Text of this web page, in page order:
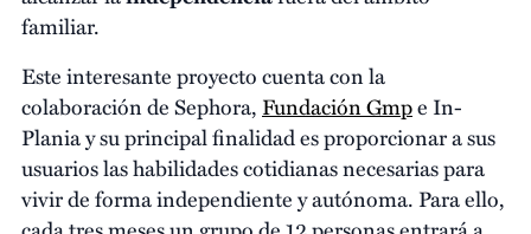
familiar.
Este interesante proyecto cuenta con la
colaboración de Sephora, Fundación Gmpe In-
Plania y su principal finalidad es proporcionar a sus
usuarios las habilidades cotidianas necesarias para
vivir de forma independiente y autónoma. Para ello,